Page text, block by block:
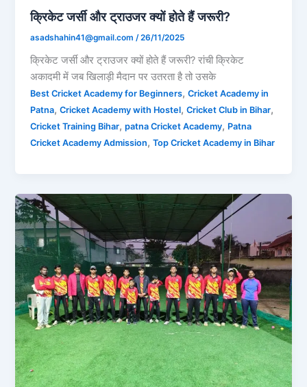
क्रिकेट जर्सी और ट्राउजर क्यों होते हैं जरूरी?
asadshahin41@gmail.com/26/11/2025
क्रिकेट जर्सी और ट्राउजर क्यों होते हैं जरूरी? रांची क्रिकेट
अकादमी में जब खिलाड़ी मैदान पर उतरता है तो उसके
Best Cricket Academy for Beginners,Cricket Academy in
Patna,Cricket Academy with Hostel,Cricket Club in Bihar,
Cricket Training Bihar,patna Cricket Academy, Patna
Cricket Academy Admission,Top Cricket Academy in Bihar